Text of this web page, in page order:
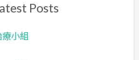
Posts
小組